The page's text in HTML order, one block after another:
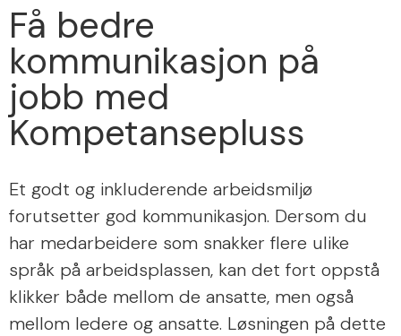
Få bedre
kommunikasjon på
jobb med
Kompetansepluss
Et godt og inkluderende arbeidsmiljø
forutsetter god kommunikasjon. Dersom du
har medarbeidere som snakker flere ulike
språk på arbeidsplassen, kan det fort oppstå
klikker både mellom de ansatte, men også
mellom ledere og ansatte. Løsningen på dette